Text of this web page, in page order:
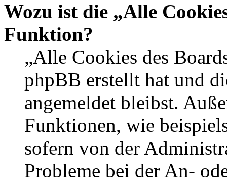
Wozu ist die „Alle
Funktion?
„Alle Cookies des
phpBB erstellt hat und
angemeldet bleibst.
Funktionen, wie
sofern von der
Probleme bei der An-